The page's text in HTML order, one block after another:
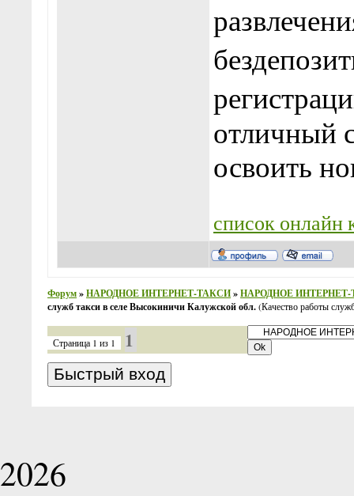
отличный
освоить
список онлайн
Форум»НАРОДНОЕ ИНТЕРНЕТ-ТАКСИ»НАРОДНОЕ
служб такси в селе Высокиничи Калужской обл.(Качество работы
Страница 1 из 1 1
2026